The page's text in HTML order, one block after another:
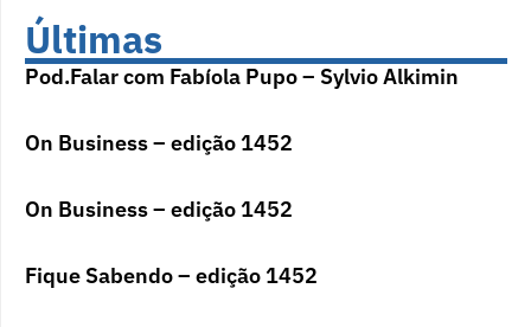
Últimas
Pod.Falar com Fabíola Pupo – Sylvio Alkimin
On Business – edição 1452
On Business – edição 1452
Fique Sabendo – edição 1452